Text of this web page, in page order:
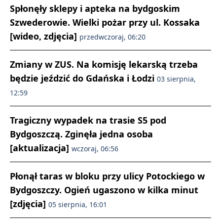
Spłonęły sklepy i apteka na bydgoskim
Szwederowie. Wielki pożar przy ul. Kossaka
[wideo, zdjęcia] przedwczoraj, 06:20
Zmiany w ZUS. Na komisję lekarską trzeba
będzie jeździć do Gdańska i Łodzi 03 sierpnia,
12:59
Tragiczny wypadek na trasie S5 pod
Bydgoszczą. Zginęła jedna osoba
[aktualizacja] wczoraj, 06:56
Płonął taras w bloku przy ulicy Potockiego w
Bydgoszczy. Ogień ugaszono w kilka minut
[zdjęcia] 05 sierpnia, 16:01